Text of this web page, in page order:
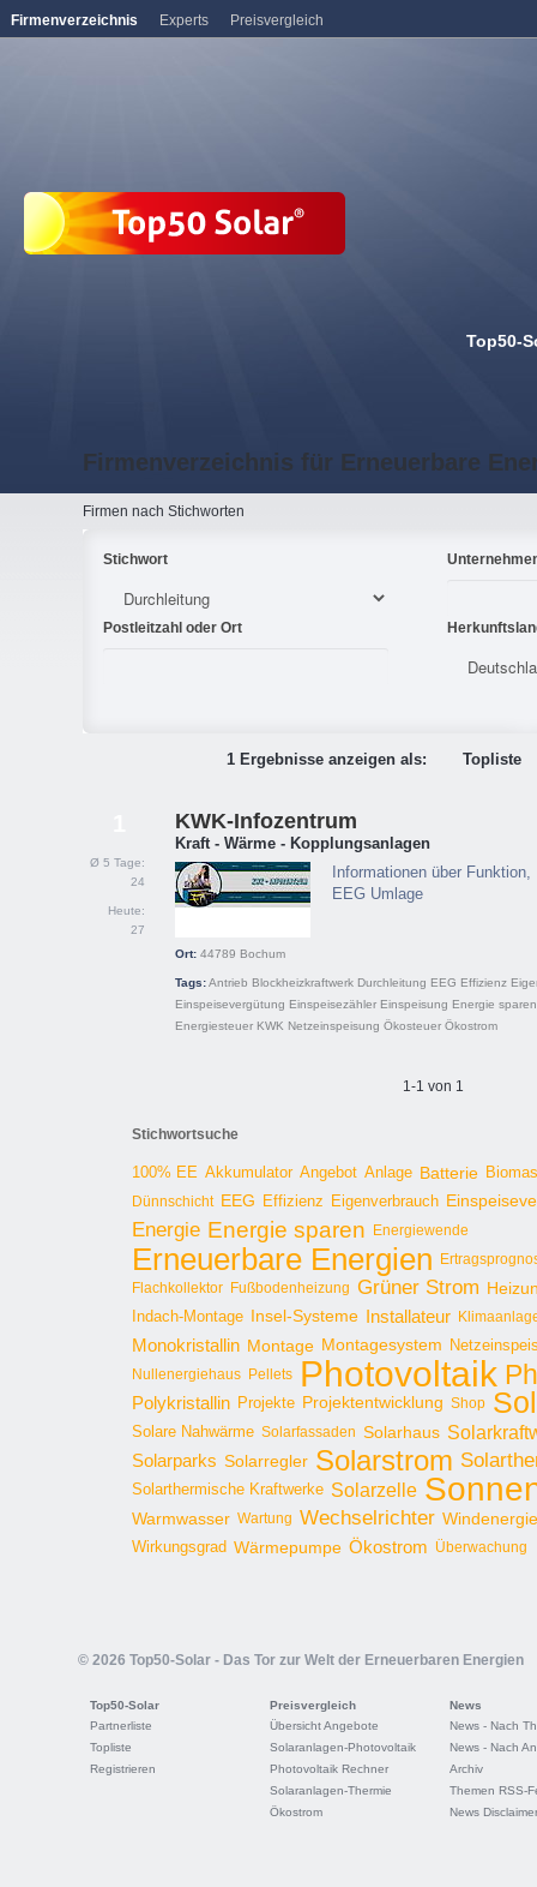
Top50-
Firmenverzeichnis für Erneuerbare
Firmen nach Stichworten
Stichwort
Postleitzahl oder Ort
1 Ergebnisse anzeigen als: Topliste
Ø 5 Tage:
24
Heute:
27
KWK-Infozentrum
Kraft - Wärme - Kopplungsanlagen
Informationen über
EEG Umlage
Ort: 44789 Bochum
Tags:Antrieb Blockheizkraftwerk Durchleitung EEG Effizienz
Einspeisevergütung Einspeisezähler Einspeisung Energie sparen
Energiesteuer KWK Netzeinspeisung Ökosteuer Ökostrom
1-1 von 1
Stichwortsuche
100% EE Akkumulator Angebot Anlage Batterie
Dünnschicht EEG Effizienz Eigenverbrauch
Energie Energie sparen Energiewende
Erneuerbare Energien
Flachkollektor Fußbodenheizung Grüner Strom
Indach-Montage Insel-Systeme Installateur
Monokristallin Montage Montagesystem
Nullenergiehaus Pellets Photovoltaik
Polykristallin Projekte Projektentwicklung Shop
Solare Nahwärme Solarfassaden Solarhaus
Solarparks Solarregler Solarstrom
Solarthermische Kraftwerke Solarzelle
Warmwasser Wartung Wechselrichter Windenergie
Wirkungsgrad Wärmepumpe Ökostrom Überwachung
© 2026 Top50-Solar - Das Tor zur Welt der Erneuerbaren Energien
Top50-Solar
Partnerliste
Topliste
Registrieren
Preisvergleich
Übersicht Angebote
Solaranlagen-Photovoltaik
Photovoltaik Rechner
Solaranlagen-Thermie
Ökostrom
News
News - Nach
News - Nach
Archiv
Themen RSS-
News Disclaimer
Firmenverzeichnis Experts Preisvergleich